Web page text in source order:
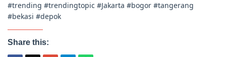
#trending #trendingtopic #Jakarta #bogor #tangerang
#bekasi #depok
Share this: